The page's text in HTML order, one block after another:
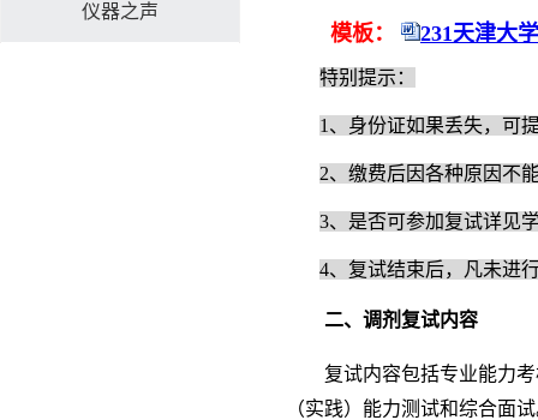
仪器之声
模板：
231天津大
特别提示：
1、身份证如果丢失，可
2、缴费后因各种原因不
3、是否可参加复试详见
4、复试结束后，凡未进
二、 调剂复试内容
复试内容包括专业能力
（实践）能力测试和综合面